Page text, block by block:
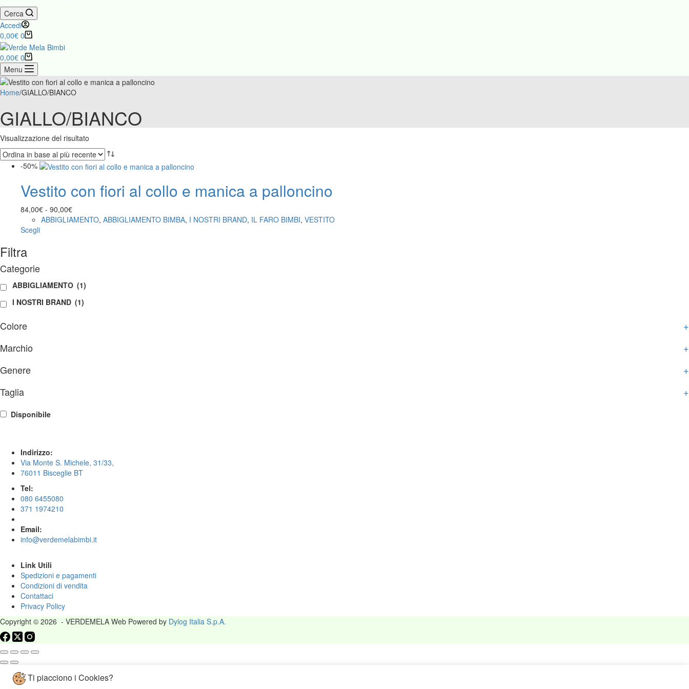
Cerca
Accedi
Carrello
0,00€ 0
Carrello
0,00€ 0
Menu
Home/GIALLO/BIANCO
GIALLO/BIANCO
Visualizzazione del risultato
-50%
Vestito con fiori al collo e manica a palloncino
84,00€ - 90,00€Fascia
di
ABBIGLIAMENTO, ABBIGLIAMENTO BIMBA, I NOSTRI BRAND, IL FARO BIMBI, VESTITO
ScegliQuesto
varianti.
Le
opzioni
possono
Filtra
Categorie
ABBIGLIAMENTO (1)
I NOSTRI BRAND (1)
Colore
+
Marchio
+
Genere
+
Taglia
+
Disponibile
Indirizzo:
Via Monte S. Michele, 31/33,
76011 Bisceglie BT
Tel:
080 6455080
371 1974210
Email:
info@verdemelabimbi.it
Link Utili
Spedizioni e pagamenti
Condizioni di vendita
Contattaci
Privacy Policy
Copyright © 2026 - VERDEMELA Web Powered by Dylog Italia S.p.A.
Ti piacciono i Cookies?